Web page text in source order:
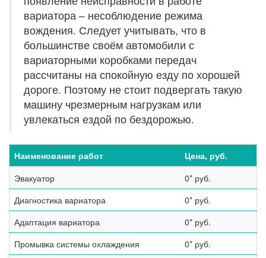
вариатора – несоблюдение режима
вождения. Следует учитывать, что в
большинстве своём автомобили с
вариаторными коробками передач
рассчитаны на спокойную езду по хорошей
дороге. Поэтому не стоит подвергать такую
машину чрезмерным нагрузкам или
увлекаться ездой по бездорожью.
Наименование работ
Цена, руб.
Эвакуатор
0* руб.
Диагностика вариатора
0* руб.
Адаптация вариатора
0* руб.
Промывка системы охлаждения
0* руб.